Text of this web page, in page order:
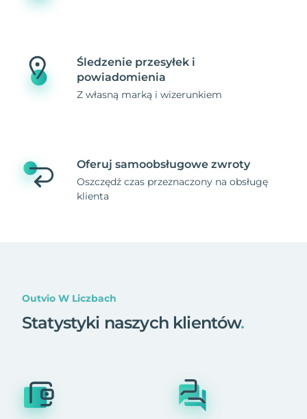
Śledzenie przesyłek i
powiadomienia
Z własną marką i wizerunkiem
Oferuj samoobsługowe zwroty
Oszczędź czas przeznaczony na obsługę
klienta
Outvio W Liczbach
Statystyki naszych klientów.